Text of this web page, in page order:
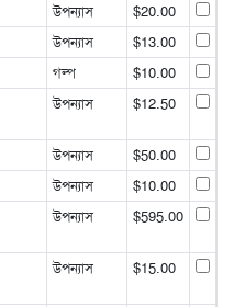
উপন্যাস
$20.00
উপন্যাস
$13.00
গল্প
$10.00
উপন্যাস $12.50
উপন্যাস
$50.00
উপন্যাস
$10.00
উপন্যাস $595.00
উপন্যাস $15.00